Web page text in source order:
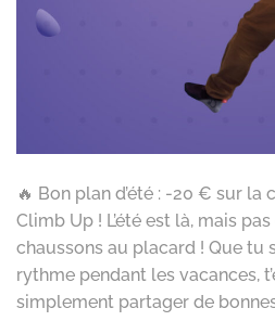
🔥 Bon plan d’été : -20 € sur la
Climb Up ! L’été est là, mais
chaussons au placard ! Que tu
rythme pendant les vacances,
simplement partager de